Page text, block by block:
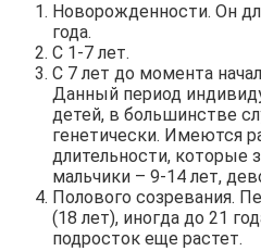
Новорожденности. Он
года.
С 1-7 лет.
С 7 лет до момента
Данный период
детей, в большинстве
генетически. Имеются
длительности, которые
мальчики – 9-14 лет,
Полового созревания.
(18 лет), иногда до 21
подросток еще растет.